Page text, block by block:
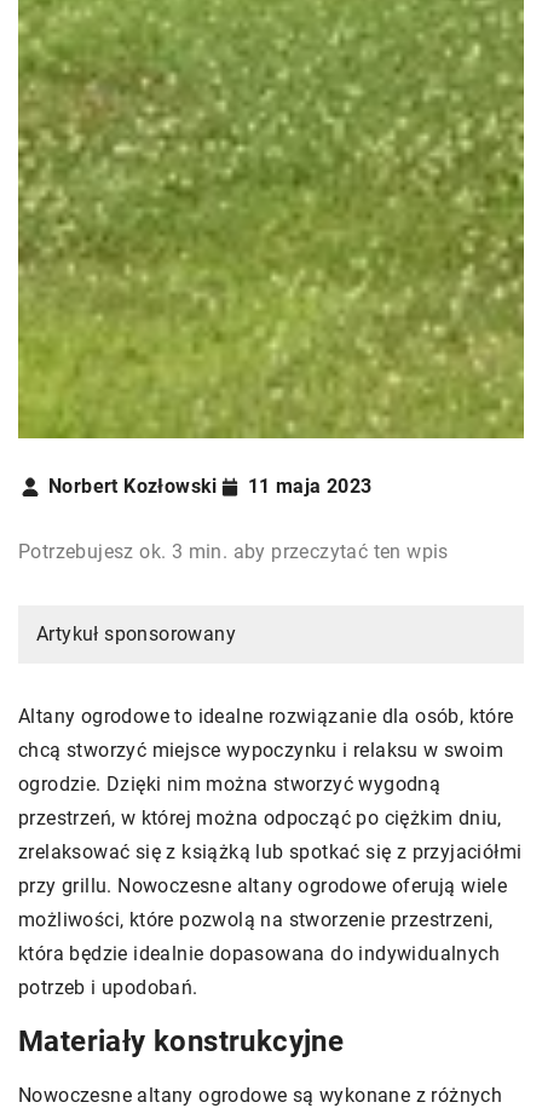
Norbert Kozłowski 11 maja 2023
Potrzebujesz ok. 3 min. aby przeczytać ten wpis
Artykuł sponsorowany
Altany ogrodowe to idealne rozwiązanie dla osób, które
chcą stworzyć miejsce wypoczynku i relaksu w swoim
ogrodzie. Dzięki nim można stworzyć wygodną
przestrzeń, w której można odpocząć po ciężkim dniu,
zrelaksować się z książką lub spotkać się z przyjaciółmi
przy grillu. Nowoczesne altany ogrodowe oferują wiele
możliwości, które pozwolą na stworzenie przestrzeni,
która będzie idealnie dopasowana do indywidualnych
potrzeb i upodobań.
Materiały konstrukcyjne
Nowoczesne altany ogrodowe są wykonane z różnych